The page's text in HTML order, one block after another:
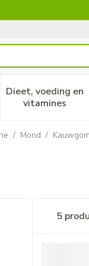
voor
Dieet, voeding en
vitamines
Toon
/ Mond / Kauwgom
5